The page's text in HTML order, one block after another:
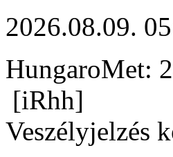
2026.08.09.
HungaroMet:
[iRhh]
Veszélyjelzés